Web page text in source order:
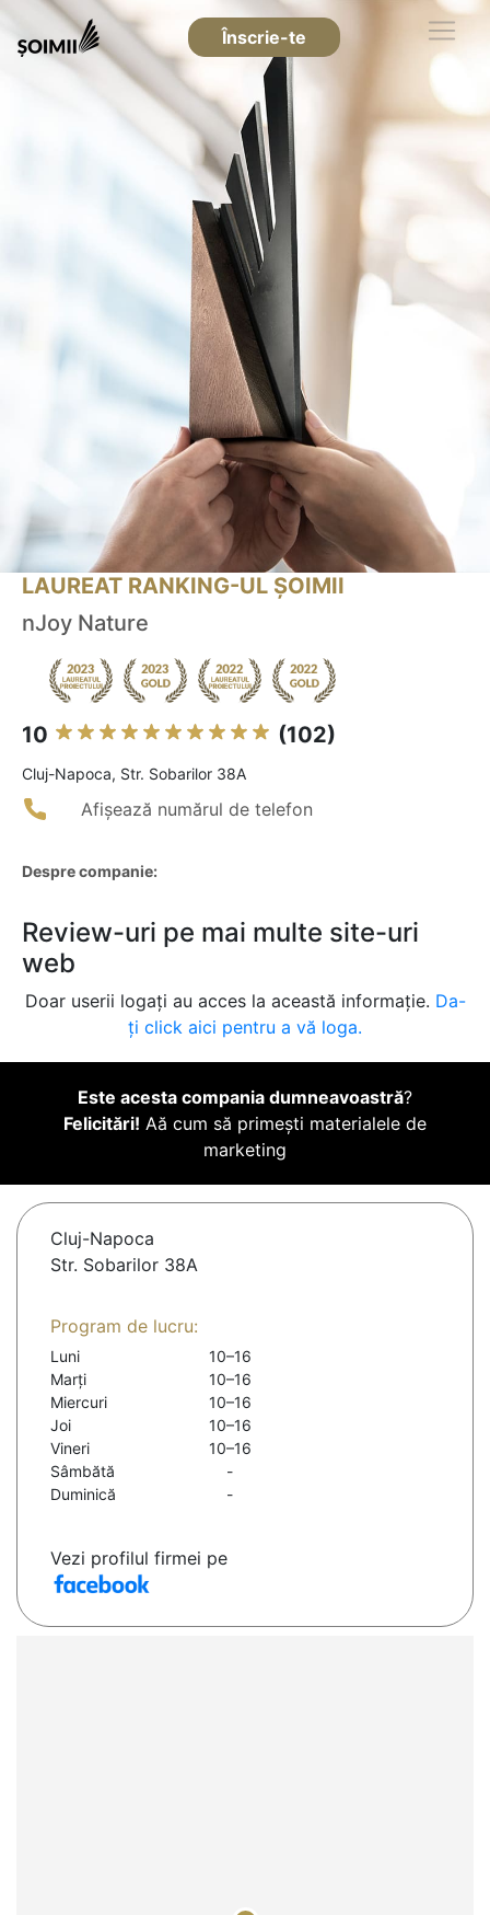
Înscrie-te
LAUREAT RANKING-UL ȘOIMII
nJoy Nature
10 (102)
Cluj-Napoca, Str. Sobarilor 38A
Afișează numărul de telefon
Despre companie:
Review-uri pe mai multe site-uri
web
Doar userii logați au acces la această informație. Da-
ți click aici pentru a vă loga.
Este acesta compania dumneavoastră?
Felicitări! Aă cum să primești materialele de
marketing
Cluj-Napoca
Str. Sobarilor 38A
Program de lucru:
Luni
10–16
Marți
10–16
Miercuri
10–16
Joi
10–16
Vineri
10–16
Sâmbătă
-
Duminică
-
Vezi profilul firmei pe